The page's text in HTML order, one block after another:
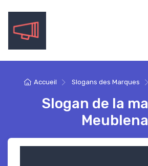
Accueil Slogans des Marques
Slogan de la
Meublena